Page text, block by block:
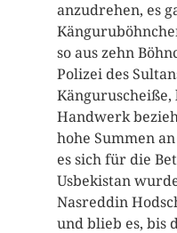
anzudrehen, es
so aus zehn
Polizei des
Känguruscheiße,
Handwerk
hohe Summen
es sich für die
Usbekistan
Nasreddin
und blieb es, bis